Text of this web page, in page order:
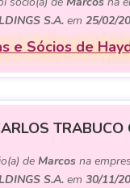
S.A.em 25/02/
e Sócios de
TRABUCO
de Marcosna
S.A.em 30/11/